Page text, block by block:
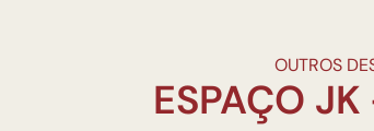
OUTROS